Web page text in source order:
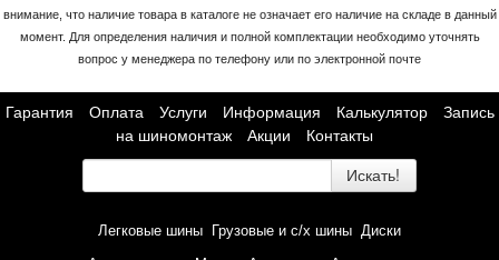
внимание, что наличие товара в каталоге не означает его наличие на складе в данный
момент. Для определения наличия и полной комплектации необходимо уточнять
вопрос у менеджера по телефону или по электронной почте
Гарантия Оплата Услуги Информация Калькулятор
Запись
на шиномонтаж
Акции Контакты
Искать!
Легковые шины Грузовые и с/х шины Диски